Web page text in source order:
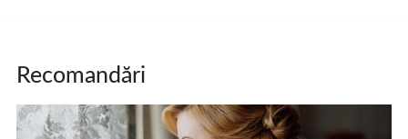
Recomandări